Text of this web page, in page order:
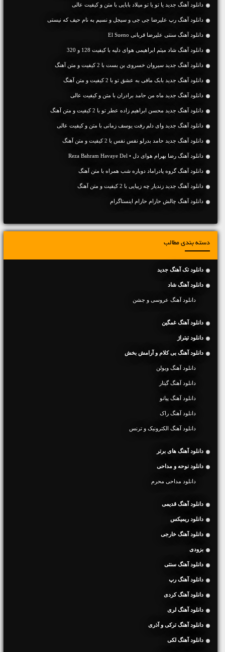
دانلود آهنگ جديد یا تو یا تو میلاد بابایی با متن و کیفیت عالی
دانلود آهنگ رپ علیرضا جی جی و سیجل و نسیم به نام حیف که نیستی
دانلود آهنگ سنتی علیرضا قربانی El Sueno
دانلود آهنگ شاد میثم ابراهیمی هوای دلیه با کیفیت 128 و 320
دانلود آهنگ جديد سیروان خسروی بن بست با 2 کیفیت و متن آهنگ
دانلود آهنگ جديد بابک مافی به عشق تو با 2 کیفیت و متن آهنگ
دانلود آهنگ جديد ماه من حامد برادران با متن و کیفیت عالی
دانلود آهنگ جديد محسن ابراهیم زاده عطر تو با 2 کیفیت و متن آهنگ
دانلود آهنگ جديد وای دلم رفت یوسف زمانی با متن و کیفیت عالی
دانلود آهنگ جديد حامد بدرلو نفس نفس با 2 کیفیت و متن آهنگ
دانلود آهنگ رضا بهرام هوای دل • Reza Bahram Havaye Del
دانلود آهنگ گروه پادراماد دوباره شب همراه با متن آهنگ
دانلود آهنگ جديد زندیار چه زیبایی با 2 کیفیت و متن آهنگ
دانلود آهنگ چالش حارام حارام اینستاگرام
دسته بندی مطالب
دانلود تک آهنگ جدید
دانلود آهنگ شاد
دانلود آهنگ عروسی و جشن
دانلود آهنگ غمگین
دانلود تیتراژ
دانلود آهنگ بی کلام و آرامش بخش
دانلود آهنگ ویولن
دانلود آهنگ گیتار
دانلود آهنگ پیانو
دانلود آهنگ راک
دانلود آهنگ الکترونیک و ترنس
دانلود آهنگ های برتر
دانلود نوحه و مداحی
دانلود مداحی محرم
دانلود آهنگ قدیمی
دانلود ریمیکس
دانلود آهنگ خارجی
بزودی
دانلود آهنگ سنتی
دانلود آهنگ رپ
دانلود آهنگ کردی
دانلود آهنگ لری
دانلود آهنگ ترکی و آذری
دانلود آهنگ لکی